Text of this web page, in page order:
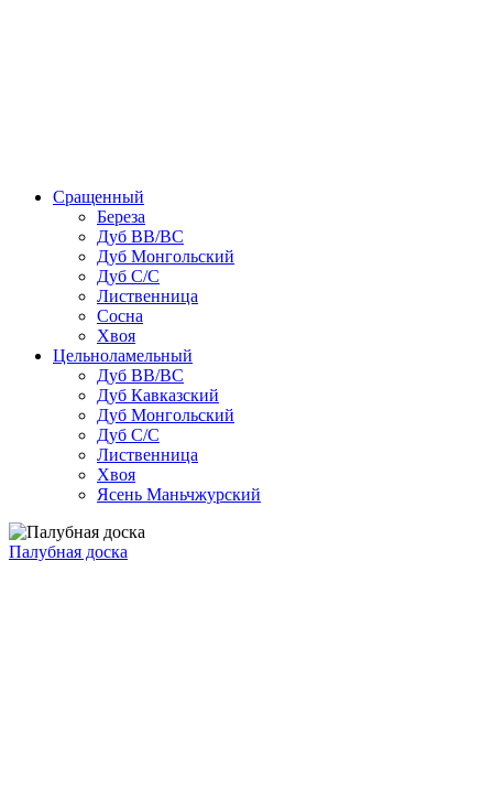
Сращенный
Береза
Дуб ВВ/ВС
Дуб Монгольский
Дуб С/С
Лиственница
Сосна
Хвоя
Цельноламельный
Дуб ВВ/ВС
Дуб Кавказский
Дуб Монгольский
Дуб С/С
Лиственница
Хвоя
Ясень Маньчжурский
Палубная доска